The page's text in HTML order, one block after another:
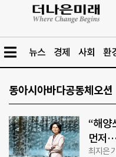
뉴스 경제 사회 환
동아시아바다공동체오션
“해양
먼저
최지은